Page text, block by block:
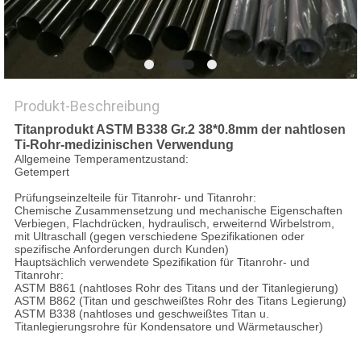
Produkt-Beschreibung
Titanprodukt ASTM B338 Gr.2 38*0.8mm der nahtlosen
Ti-Rohr-medizinischen Verwendung
Allgemeine Temperamentzustand:
Getempert
Prüfungseinzelteile für Titanrohr- und Titanrohr:
Chemische Zusammensetzung und mechanische Eigenschaften
Verbiegen, Flachdrücken, hydraulisch, erweiternd Wirbelstrom,
mit Ultraschall (gegen verschiedene Spezifikationen oder
spezifische Anforderungen durch Kunden)
Hauptsächlich verwendete Spezifikation für Titanrohr- und
Titanrohr:
ASTM B861 (nahtloses Rohr des Titans und der Titanlegierung)
ASTM B862 (Titan und geschweißtes Rohr des Titans Legierung)
ASTM B338 (nahtloses und geschweißtes Titan u.
Titanlegierungsrohre für Kondensatore und Wärmetauscher)